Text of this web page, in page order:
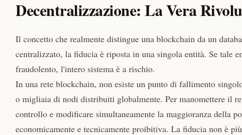
Decentralizzazione: La Vera
Il concetto che realmente distingue una blockchain da un
centralizzato, la fiducia è riposta in una singola entità. Se tale
fraudolento, l'intero sistema è a rischio.
In una rete blockchain, non esiste un punto di fallimento
o migliaia di nodi distribuiti globalmente. Per manomettere il
controllo e modificare simultaneamente la maggioranza della
economicamente e tecnicamente proibitiva. La fiducia non è